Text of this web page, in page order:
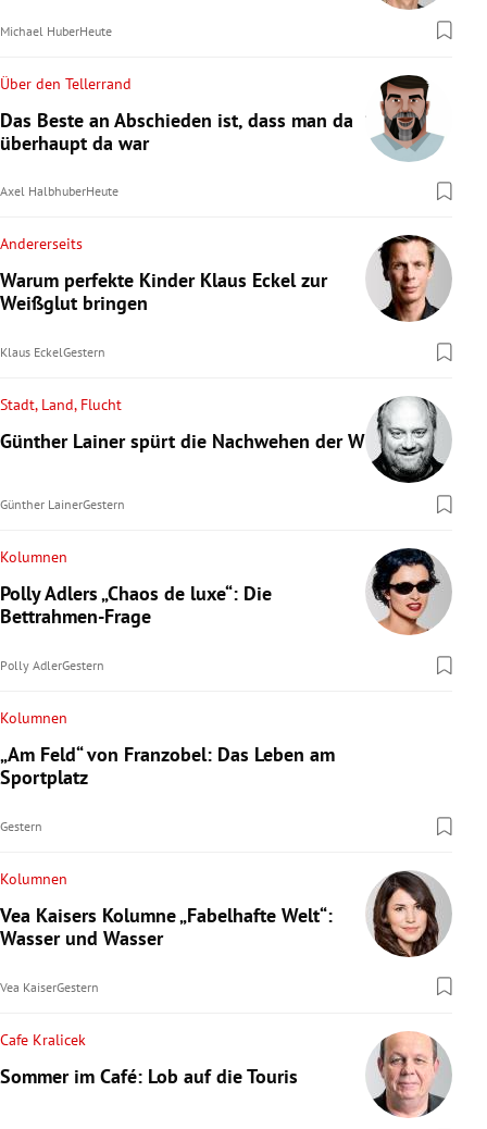
Michael HuberHeute
Über den Tellerrand
Das Beste an Abschieden ist, dass man da
überhaupt da war
Axel HalbhuberHeute
Andererseits
Warum perfekte Kinder Klaus Eckel zur
Weißglut bringen
Klaus EckelGestern
Stadt, Land, Flucht
Günther Lainer spürt die Nachwehen der WM
Günther LainerGestern
Kolumnen
Polly Adlers „Chaos de luxe“: Die
Bettrahmen-Frage
Polly AdlerGestern
Kolumnen
„Am Feld“ von Franzobel: Das Leben am
Sportplatz
Gestern
Kolumnen
Vea Kaisers Kolumne „Fabelhafte Welt“:
Wasser und Wasser
Vea KaiserGestern
Cafe Kralicek
Sommer im Café: Lob auf die Touris